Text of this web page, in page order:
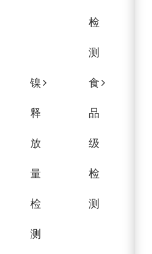
检
测
镍
释
放
量
检
测
食
品
级
检
测